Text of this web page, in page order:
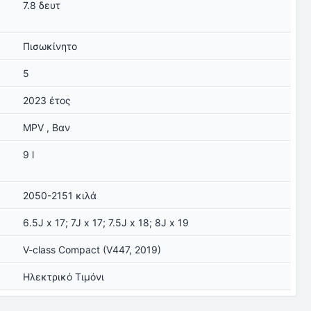
7.8 δευτ
Πισωκίνητο
5
2023 έτος
MPV , Βαν
9 l
2050-2151 κιλά
6.5J x 17; 7J x 17; 7.5J x 18; 8J x 19
V-class Compact (V447, 2019)
Ηλεκτρικό Τιμόνι